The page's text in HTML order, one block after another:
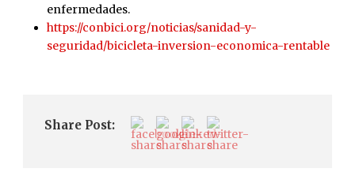
enfermedades.
https://conbici.org/noticias/sanidad-y-
seguridad/bicicleta-inversion-economica-rentable
Share Post: